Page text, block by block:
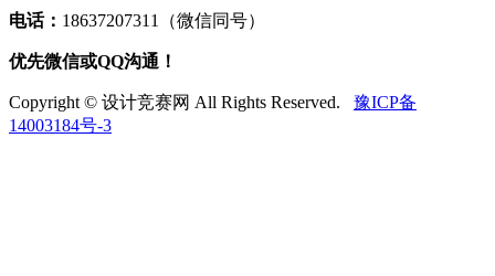
电话： 18637207311（微信同号）
优先微信或QQ沟通！
Copyright © 设计竞赛网 All Rights Reserved.
豫ICP备
14003184号-3